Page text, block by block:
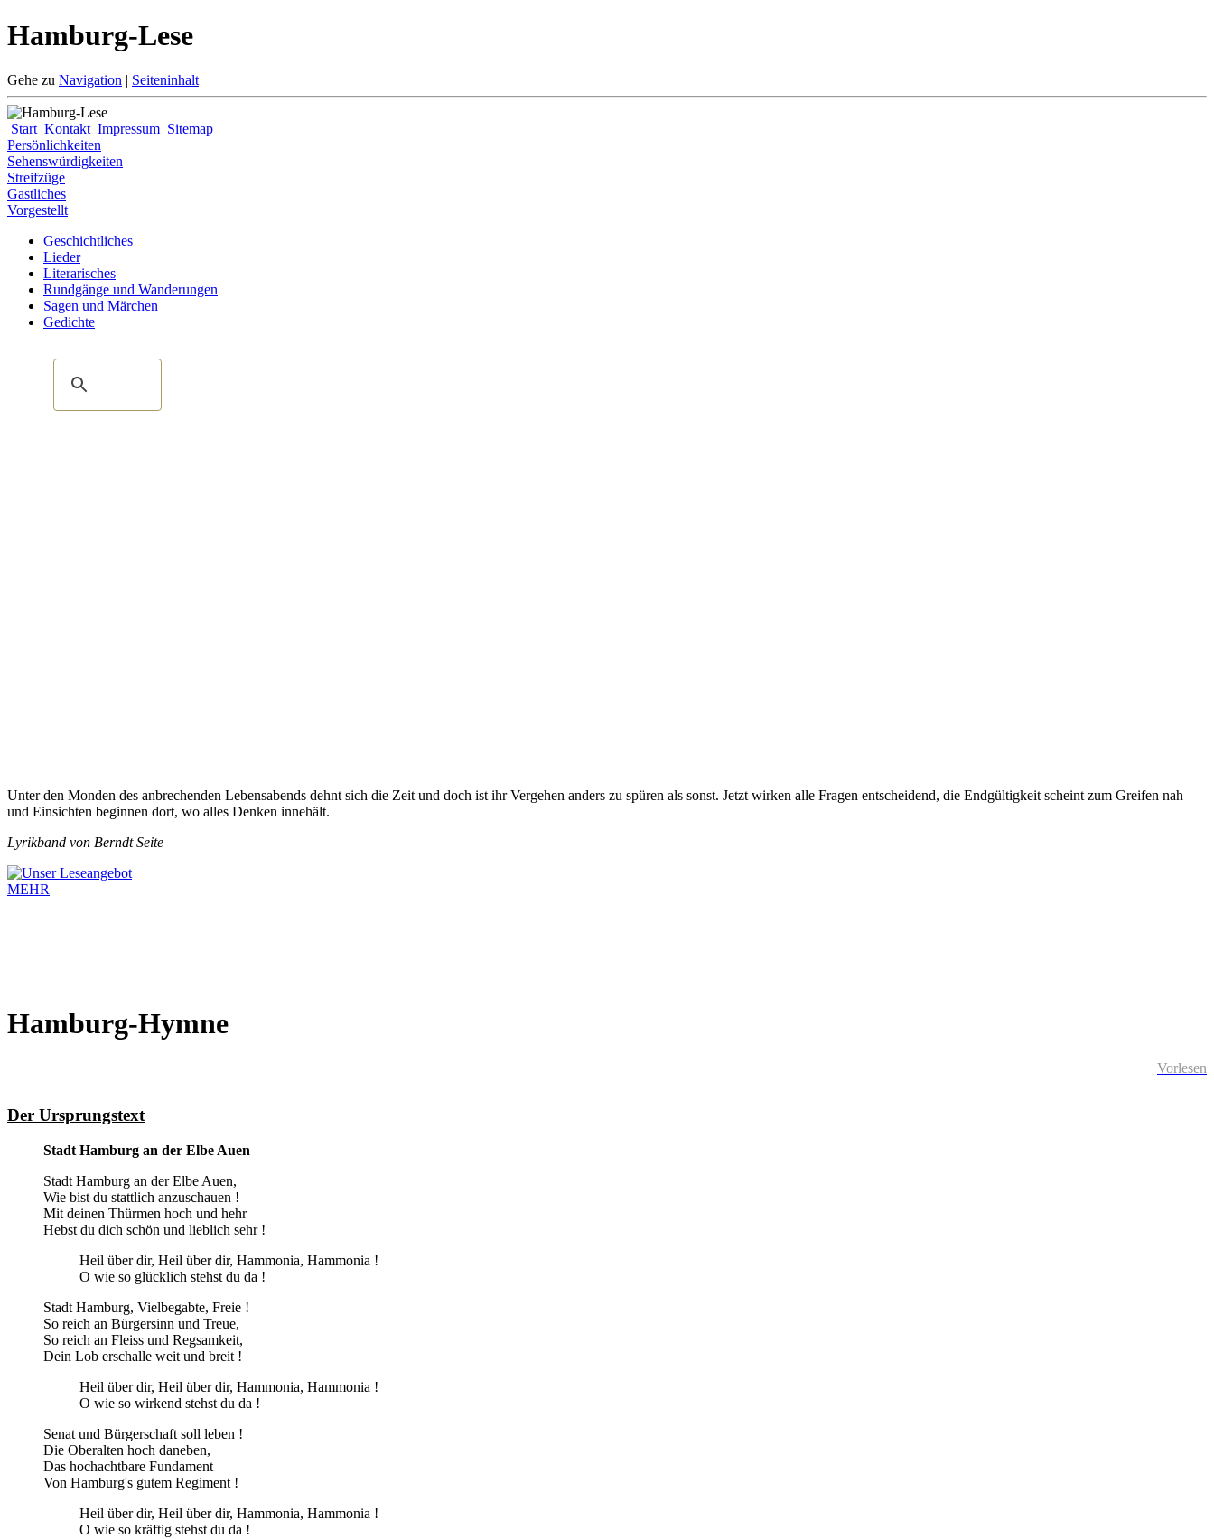
Hamburg-Lese
Gehe zu Navigation | Seiteninhalt
Start Kontakt Impressum Sitemap
Persönlichkeiten
Sehenswürdigkeiten
Streifzüge
Gastliches
Vorgestellt
Geschichtliches
Lieder
Literarisches
Rundgänge und Wanderungen
Sagen und Märchen
Gedichte
Unter den Monden des anbrechenden Lebensabends dehnt sich die Zeit und doch ist ihr Vergehen anders zu spüren als sonst. Jetzt wirken alle Fragen entscheidend, die Endgültigkeit scheint zum Greifen nah
und Einsichten beginnen dort, wo alles Denken innehält.
Lyrikband von Berndt Seite
MEHR
Hamburg-Hymne
Vorlesen
Der Ursprungstext
Stadt Hamburg an der Elbe Auen
Stadt Hamburg an der Elbe Auen,
Wie bist du stattlich anzuschauen !
Mit deinen Thürmen hoch und hehr
Hebst du dich schön und lieblich sehr !
Heil über dir, Heil über dir, Hammonia, Hammonia !
O wie so glücklich stehst du da !
Stadt Hamburg, Vielbegabte, Freie !
So reich an Bürgersinn und Treue,
So reich an Fleiss und Regsamkeit,
Dein Lob erschalle weit und breit !
Heil über dir, Heil über dir, Hammonia, Hammonia !
O wie so wirkend stehst du da !
Senat und Bürgerschaft soll leben !
Die Oberalten hoch daneben,
Das hochachtbare Fundament
Von Hamburg's gutem Regiment !
Heil über dir, Heil über dir, Hammonia, Hammonia !
O wie so kräftig stehst du da !